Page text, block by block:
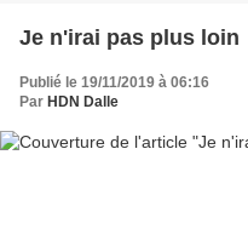
Je n'irai pas plus loin
Publié le 19/11/2019 à 06:16
Par HDN Dalle